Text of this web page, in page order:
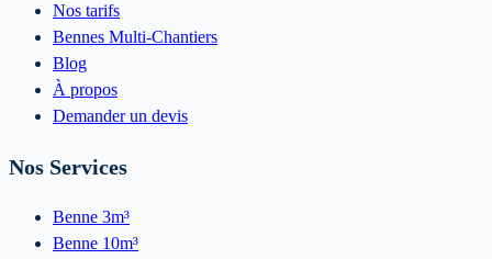
Nos tarifs
Bennes Multi-Chantiers
Blog
À propos
Demander un devis
Nos Services
Benne 3m³
Benne 10m³